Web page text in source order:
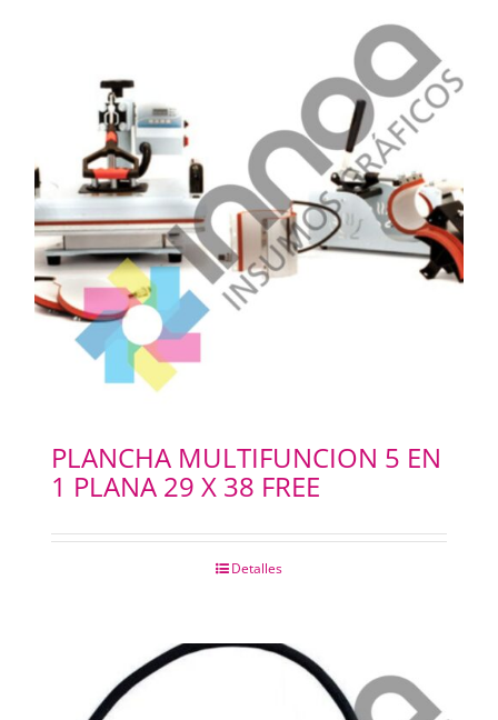
PLANCHA MULTIFUNCION 5 EN
1 PLANA 29 X 38 FREE
Detalles